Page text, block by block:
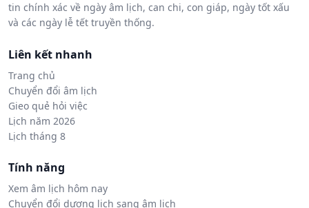
tin chính xác về ngày âm lịch, can chi, con giáp, ngày tốt xấu
và các ngày lễ tết truyền thống.
Liên kết nhanh
Trang chủ
Chuyển đổi âm lịch
Gieo quẻ hỏi việc
Lịch năm 2026
Lịch tháng 8
Tính năng
Xem âm lịch hôm nay
Chuyển đổi dương lịch sang âm lịch